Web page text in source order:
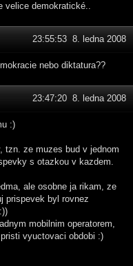
velice demokratické..
23:55:53 8. ledna 2008
nebo diktatura??
23:47:20 8. ledna 2008
:)
tzn. ze muzes bud v jednom
s otazkou v kazdem.
ale osobne ja rikam, ze
prispevek byl rovnez
mobilnim operatorem,
vyuctovaci obdobi :)